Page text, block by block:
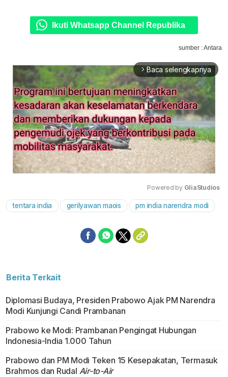
Ikuti Whatsapp Channel Republika
sumber : Antara
arrow_forward_ios Baca selengkapnya
Mute
Powered by GliaStudios
tentara india gerilyawan maois pm india narendra modi
Berita Terkait
Diplomasi Budaya, Presiden Prabowo Ajak PM Narendra
Modi Kunjungi Candi Prambanan
Prabowo ke Modi: Prambanan Pengingat Hubungan
Indonesia-India 1.000 Tahun
Prabowo dan PM Modi Teken 15 Kesepakatan, Termasuk
Brahmos dan Rudal Air-to-Air